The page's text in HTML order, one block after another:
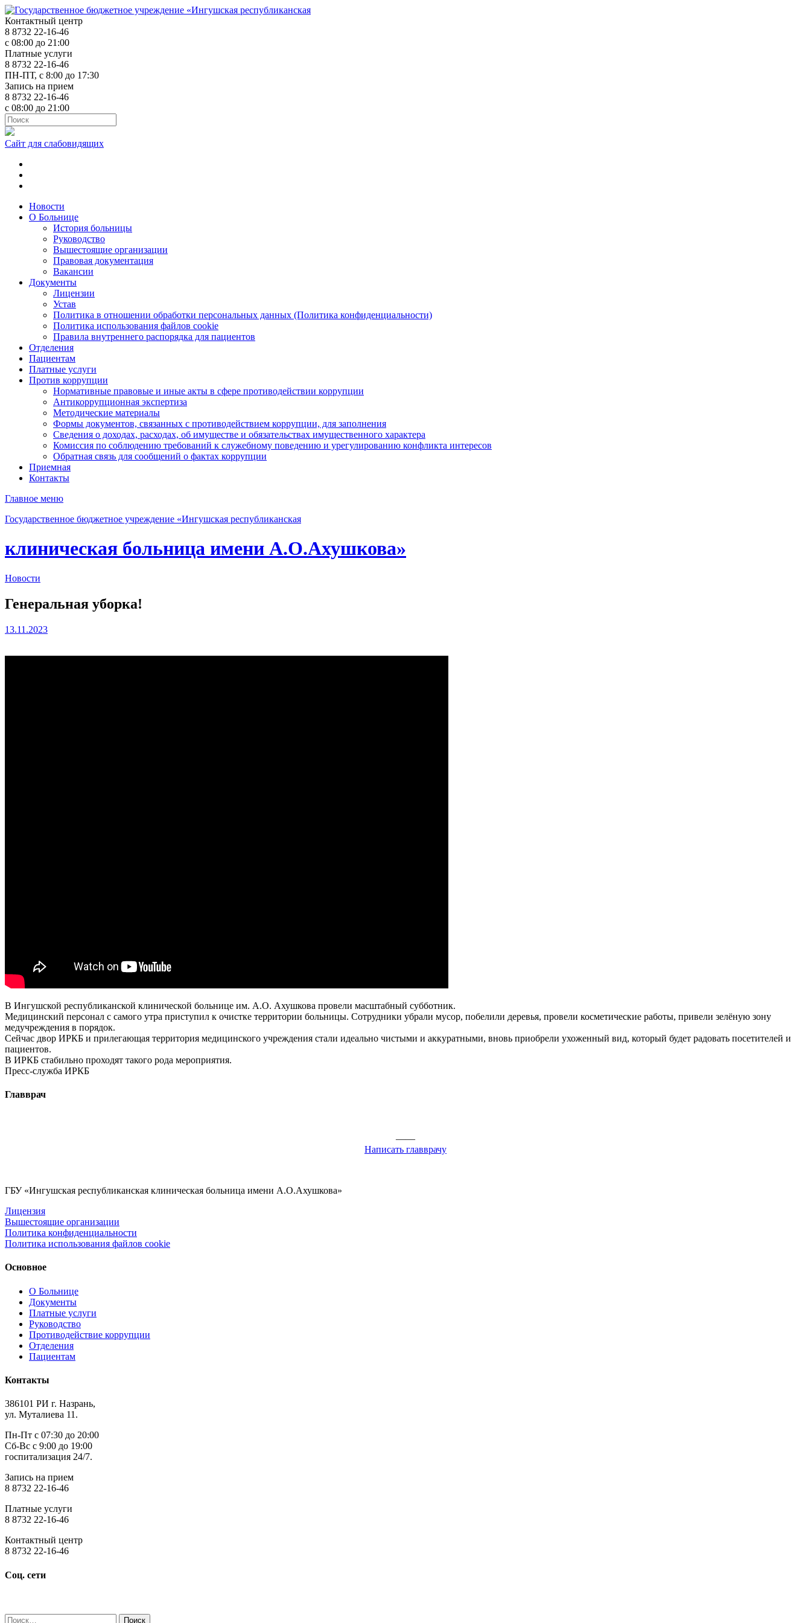
Контактный центр
8 8732 22-16-46
с 08:00 до 21:00
Платные услуги
8 8732 22-16-46
ПН-ПТ, с 8:00 до 17:30
Запись на прием
8 8732 22-16-46
с 08:00 до 21:00
Сайт для слабовидящих
Новости
О Больнице
История больницы
Руководство
Вышестоящие организации
Правовая документация
Вакансии
Документы
Лицензии
Устав
Политика в отношении обработки персональных данных (Политика конфиденциальности)
Политика использования файлов cookie
Правила внутреннего распорядка для пациентов
Отделения
Пациентам
Платные услуги
Против коррупции
Нормативные правовые и иные акты в сфере противодействии коррупции
Антикоррупционная экспертиза
Методические материалы
Формы документов, связанных с противодействием коррупции, для заполнения
Сведения о доходах, расходах, об имуществе и обязательствах имущественного характера
Комиссия по соблюдению требований к служебному поведению и урегулированию конфликта интересов
Обратная связь для сообщений о фактах коррупции
Приемная
Контакты
Главное меню
Государственное бюджетное учреждение «Ингушская республиканская
клиническая больница имени А.О.Ахушкова»
Новости
Генеральная уборка!
13.11.2023
В Ингушской республиканской клинической больнице им. А.О. Ахушкова провели масштабный субботник.
Медицинский персонал с самого утра приступил к очистке территории больницы. Сотрудники убрали мусор, побелили деревья, провели косметические работы, привели зелёную зону
медучреждения в порядок.
Сейчас двор ИРКБ и прилегающая территория медицинского учреждения стали идеально чистыми и аккуратными, вновь приобрели ухоженный вид, который будет радовать посетителей и
пациентов.
В ИРКБ стабильно проходят такого рода мероприятия.
Пресс-служба ИРКБ
Главврач
——
Написать главврачу
ГБУ «Ингушская республиканская клиническая больница имени А.О.Ахушкова»
Лицензия
Вышестоящие организации
Политика конфиденциальности
Политика использования файлов cookie
Основное
О Больнице
Документы
Платные услуги
Руководство
Противодействие коррупции
Отделения
Пациентам
Контакты
386101 РИ г. Назрань,
ул. Муталиева 11.
Пн-Пт с 07:30 до 20:00
Сб-Вс с 9:00 до 19:00
госпитализация 24/7.
Запись на прием
8 8732 22-16-46
Платные услуги
8 8732 22-16-46
Контактный центр
8 8732 22-16-46
Соц. сети
Найти: